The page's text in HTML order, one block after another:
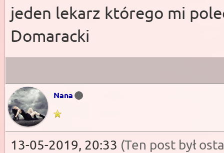
jeden lekarz którego mi
Domaracki
Nana
13-05-2019, 20:33 (Ten post był